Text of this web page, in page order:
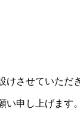
させていただ
申し上げます。